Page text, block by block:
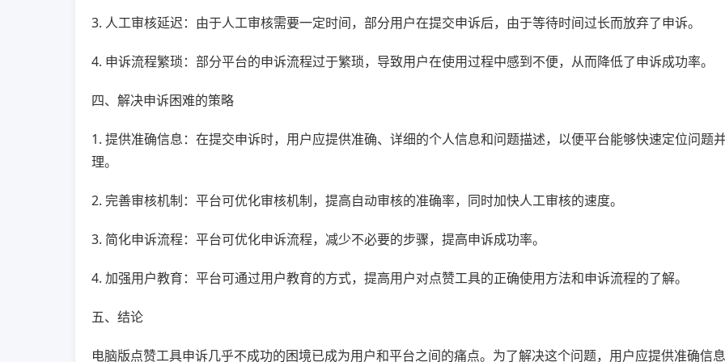
3. 人工审核延迟：由于人工审核需要一定时间，部分用户在提交申诉后，由于等待时间过长而放弃了申诉。
4. 申诉流程繁琐：部分平台的申诉流程过于繁琐，导致用户在使用过程中感到不便，从而降低了申诉成功率。
四、解决申诉困难的策略
1. 提供准确信息：在提交申诉时，用户应提供准确、详细的个人信息和问题描述，以便平台能够快速定位问题
理。
2. 完善审核机制：平台可优化审核机制，提高自动审核的准确率，同时加快人工审核的速度。
3. 简化申诉流程：平台可优化申诉流程，减少不必要的步骤，提高申诉成功率。
4. 加强用户教育：平台可通过用户教育的方式，提高用户对点赞工具的正确使用方法和申诉流程的了解。
五、结论
电脑版点赞工具申诉几乎不成功的困境已成为用户和平台之间的痛点。为了解决这个问题，用户应提供准确信